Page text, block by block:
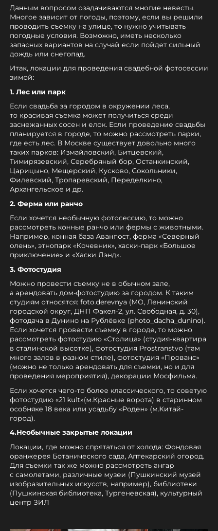
Данным вопросом озадачиваются многие невесты.
Многое зависит от погоды, поэтому, если вы решили
проводить съемку на улице, то нужно учитывать
погодные условия. Возможно, иметь несколько
запасных вариантов на случай если пойдет сильный
дождь или снегопад.
Итак, локации для проведения свадебной фотосессии
зимой:
1. Лес или парк
Если свадьба за городом в окружении леса,
то красивая съемка может получиться среди
заснежанных сосен и елок. Если проведение свадьбы
планируется в городе, то можно рассмотреть парки,
где есть лес. В Москве существует довольно много
таких парков: Измайловский, Битцевский,
Тимирязевский, Серебряный бор, Останкинский,
Царицыно, Мещерский, Кусково, Сокольники,
Филевский, Тропаревский, Переделкино,
Архангельское и др.
2. Ферма или ранчо
Если хочется необычную фотосессию, то можно
рассмотреть конные ранчо или фермы с животными.
Например, конная база Аванпост, ферма «Северный
олень», этнопарк «Кочевник», хаски-парк «Большое
приключение» и «Хаски Лэнд».
3. Фотостудия
Можно провести съемку не в обычном зале,
а арендовать дом-фотостудию за городом. К таким
студиям относятся: foto.derevnya (МО, Ленинский
городской округ, ДНП Факел-2, ул. Свободная, д. 30),
фотодача в Дунино на Рублёвке (photo_dacha_dunino).
Если хочется провести съемку в городе, то можно
рассмотреть фотостудию «Столица» (студия-квартира
в сталинской высотке), фотостудия Prostranstvo (там
много залов в разном стиле), фотостудия «Прованс»
(можно не только арендовать для съемки, но и для
проведения мероприятия), декорации Мосфильма.
Если хочется чего-то более классического, то советую
фотостудию «21 kult»(м.Красные ворота) в старинном
особняке 18 века или усадьбу «Роден» (м.Китай-
город).
4.Необычные закрытые локации
Локации, где можно спрятаться от холода: Фондовая
оранжерея Ботанического сада, Аптекарский огород.
Для съемки так же можно рассмотреть ангар
с самолетами, различные музеи (Пушкинский музей
изобразительных искусств, например), библиотеки
(Пушкинская библиотека, Тургеневская), культурный
центр ЗИЛ